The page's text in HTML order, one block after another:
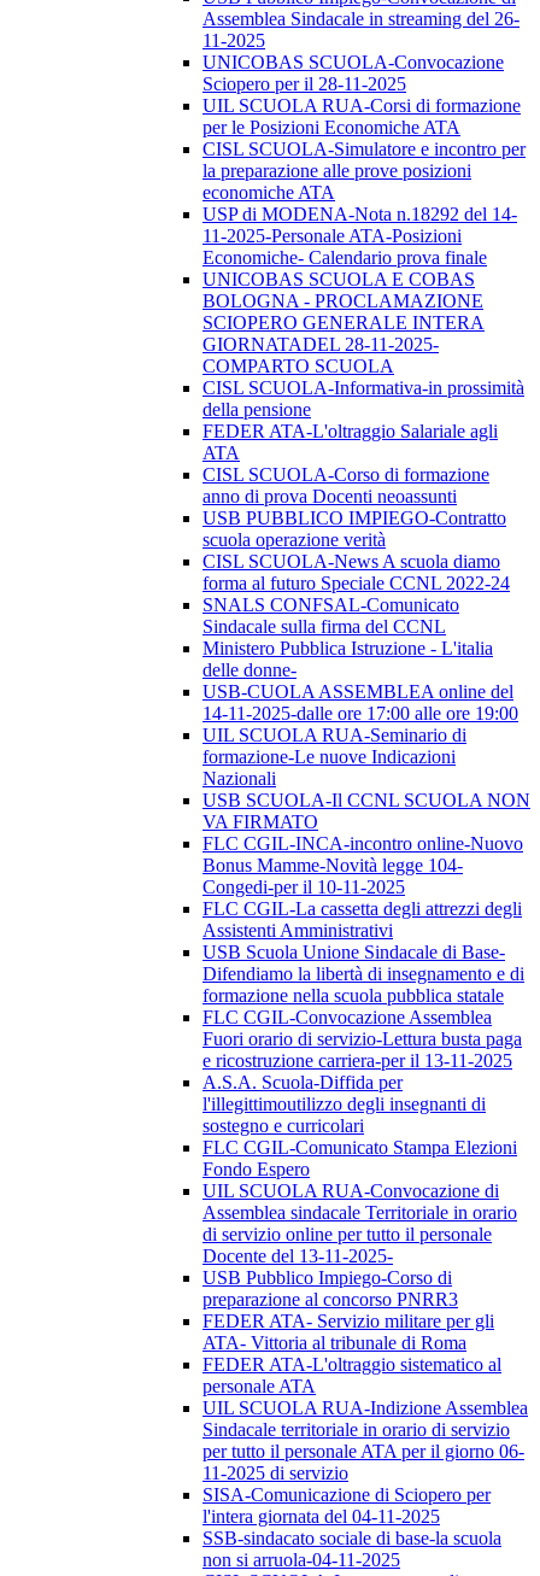
Assemblea Sindacale in streaming del 26-
11-2025
UNICOBAS SCUOLA-Convocazione
Sciopero per il 28-11-2025
UIL SCUOLA RUA-Corsi di formazione
per le Posizioni Economiche ATA
CISL SCUOLA-Simulatore e incontro per
la preparazione alle prove posizioni
economiche ATA
USP di MODENA-Nota n.18292 del 14-
11-2025-Personale ATA-Posizioni
Economiche- Calendario prova finale
UNICOBAS SCUOLA E COBAS
BOLOGNA - PROCLAMAZIONE
SCIOPERO GENERALE INTERA
GIORNATADEL 28-11-2025-
COMPARTO SCUOLA
CISL SCUOLA-Informativa-in prossimità
della pensione
FEDER ATA-L'oltraggio Salariale agli
ATA
CISL SCUOLA-Corso di formazione
anno di prova Docenti neoassunti
USB PUBBLICO IMPIEGO-Contratto
scuola operazione verità
CISL SCUOLA-News A scuola diamo
forma al futuro Speciale CCNL 2022-24
SNALS CONFSAL-Comunicato
Sindacale sulla firma del CCNL
Ministero Pubblica Istruzione - L'italia
delle donne-
USB-CUOLA ASSEMBLEA online del
14-11-2025-dalle ore 17:00 alle ore 19:00
UIL SCUOLA RUA-Seminario di
formazione-Le nuove Indicazioni
Nazionali
USB SCUOLA-Il CCNL SCUOLA NON
VA FIRMATO
FLC CGIL-INCA-incontro online-Nuovo
Bonus Mamme-Novità legge 104-
Congedi-per il 10-11-2025
FLC CGIL-La cassetta degli attrezzi degli
Assistenti Amministrativi
USB Scuola Unione Sindacale di Base-
Difendiamo la libertà di insegnamento e di
formazione nella scuola pubblica statale
FLC CGIL-Convocazione Assemblea
Fuori orario di servizio-Lettura busta paga
e ricostruzione carriera-per il 13-11-2025
A.S.A. Scuola-Diffida per
l'illegittimoutilizzo degli insegnanti di
sostegno e curricolari
FLC CGIL-Comunicato Stampa Elezioni
Fondo Espero
UIL SCUOLA RUA-Convocazione di
Assemblea sindacale Territoriale in orario
di servizio online per tutto il personale
Docente del 13-11-2025-
USB Pubblico Impiego-Corso di
preparazione al concorso PNRR3
FEDER ATA- Servizio militare per gli
ATA- Vittoria al tribunale di Roma
FEDER ATA-L'oltraggio sistematico al
personale ATA
UIL SCUOLA RUA-Indizione Assemblea
Sindacale territoriale in orario di servizio
per tutto il personale ATA per il giorno 06-
11-2025 di servizio
SISA-Comunicazione di Sciopero per
l'intera giornata del 04-11-2025
SSB-sindacato sociale di base-la scuola
non si arruola-04-11-2025